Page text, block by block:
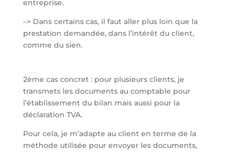
entreprise.
–> Dans certains cas, il faut aller plus loin que la
prestation demandée, dans l’intérêt du client,
comme du sien.
2ème cas concret : pour plusieurs clients, je
transmets les documents au comptable pour
l’établissement du bilan mais aussi pour la
déclaration TVA.
Pour cela, je m’adapte au client en terme de la
méthode utilisée pour envoyer les documents,